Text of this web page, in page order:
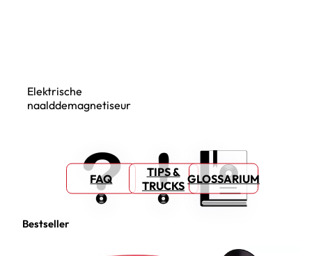
Elektrische
naalddemagnetiseur
FAQ
TIPS &
TRUCKS GLOSSARIUM
Bestseller